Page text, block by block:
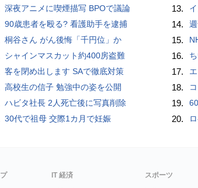
深夜アニメに喫煙描写 BPOで議論
90歳患者を殴る? 看護助手を逮捕
桐谷さん がん後悔「千円位」か
シャインマスカット約400房盗難
客を閉め出します SAで徹底対策
高校生の信子 勉強中の姿を公開
ハビタ社長 2人死亡後に写真削除
30代で祖母 交際1カ月で妊娠
13.
14.
15.
16.
17.
18.
19.
20.
IT 経済 スポーツ